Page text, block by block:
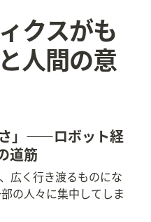
クスがも
人間の意
」——ロボット経
道筋
広く行き渡るものにな
の人々に集中してしま